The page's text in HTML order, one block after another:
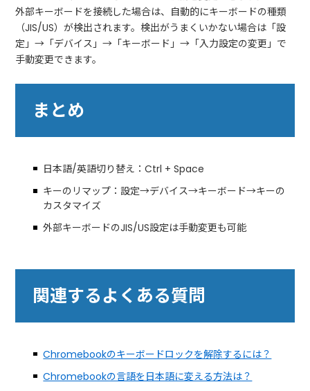
外部キーボードを接続した場合は、自動的にキーボードの種類
（JIS/US）が検出されます。検出がうまくいかない場合は「設
定」→「デバイス」→「キーボード」→「入力設定の変更」で
手動変更できます。
まとめ
日本語/英語切り替え：Ctrl + Space
キーのリマップ：設定→デバイス→キーボード→キーの
カスタマイズ
外部キーボードのJIS/US設定は手動変更も可能
関連するよくある質問
Chromebookのキーボードロックを解除するには？
Chromebookの言語を日本語に変える方法は？